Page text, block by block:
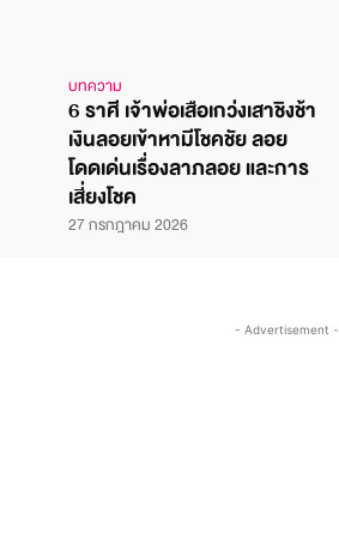
บทความ
6 ราศี เจ้าพ่อเสือเกว่งเสาชิงช้า
เงินลอยเข้าหามีโชคชัย ลอย
โดดเด่นเรื่องลาภลอย และการ
เสี่ยงโชค
27 กรกฎาคม 2026
- Advertisement -